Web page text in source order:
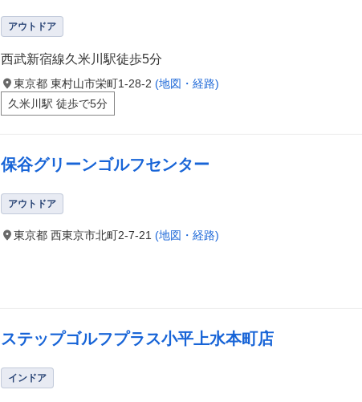
アウトドア
西武新宿線久米川駅徒歩5分
東京都 東村山市栄町1-28-2 (地図・経路)
久米川駅 徒歩で5分
保谷グリーンゴルフセンター
アウトドア
東京都 西東京市北町2-7-21 (地図・経路)
ステップゴルフプラス小平上水本町店
インドア